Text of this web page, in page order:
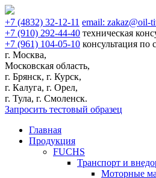
+7 (4832) 32-12-11 email: zakaz@oil-
+7 (910) 292-44-40 техническая
+7 (961) 104-05-10 консультация
г. Москва,
Московская область,
г. Брянск, г. Курск,
г. Калуга, г. Орел,
г. Тула, г. Смоленск.
Запросить тестовый образец
Главная
Продукция
FUCHS
Транспорт и
Моторные